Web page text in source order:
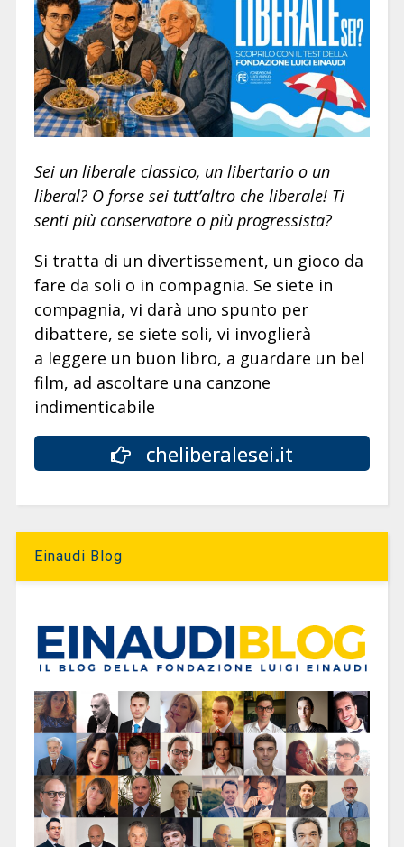
Sei un liberale classico, un libertario o un
liberal? O forse sei tutt’altro che liberale! Ti
senti più conservatore o più progressista?
Si tratta di un divertissement, un gioco da
fare da soli o in compagnia. Se siete in
compagnia, vi darà uno spunto per
dibattere, se siete soli, vi invoglierà
a leggere un buon libro, a guardare un bel
film, ad ascoltare una canzone
indimenticabile
cheliberalesei.it
Einaudi Blog